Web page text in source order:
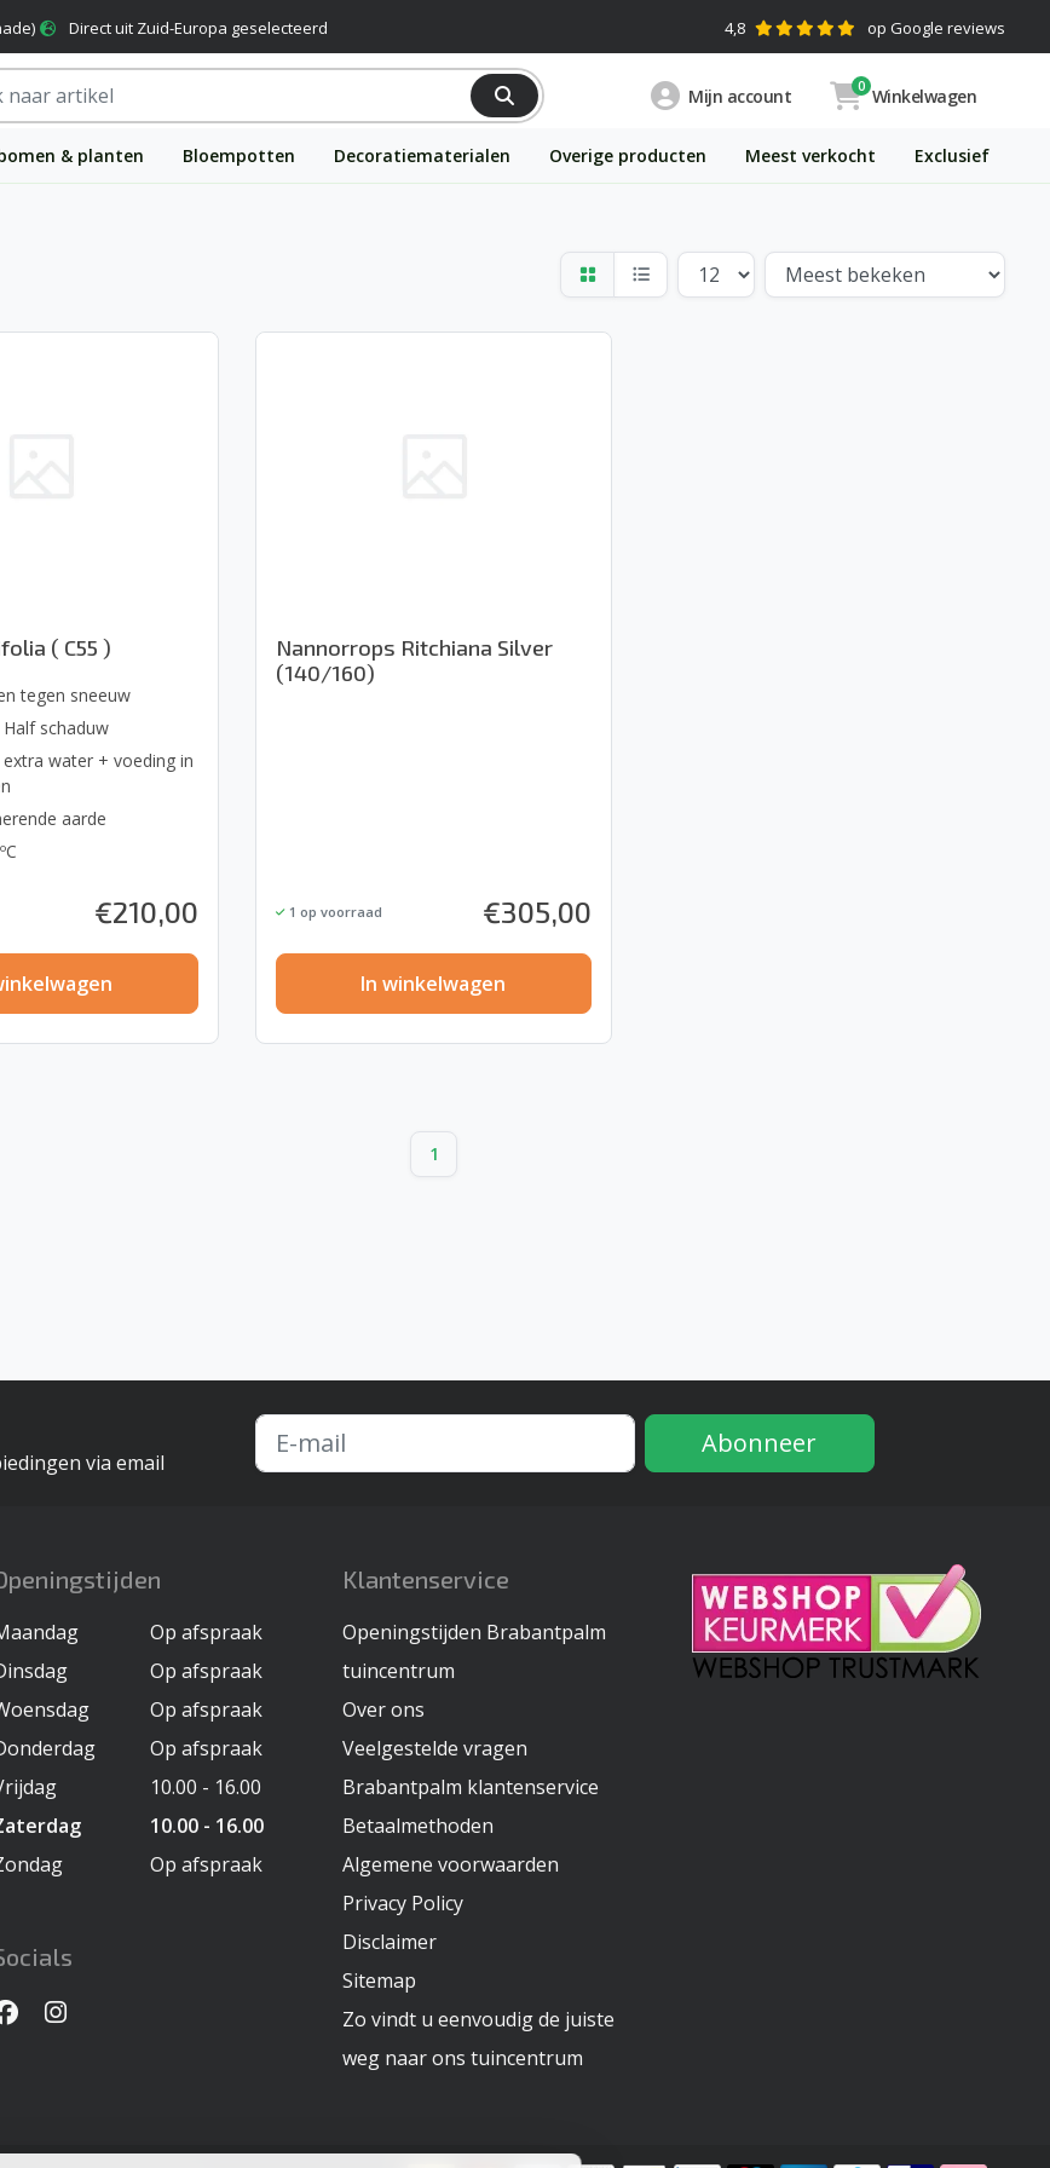
Direct uit Zuid-Europa geselecteerd 4,8 op Google reviews
Mijn account Winkelwagen
0
& planten Bloempotten Decoratiematerialen Overige producten Meest verkocht Exclusief
( C55 )
tegen sneeuw
schaduw
water + voeding in
aarde
€210,00
Nannorrops Ritchiana Silver
(140/160)
1 op voorraad €305,00
In winkelwagen
1
via email
Abonneer
Op afspraak
Op afspraak
Op afspraak
Op afspraak
10.00 - 16.00
10.00 - 16.00
Op afspraak
Klantenservice
Openingstijden Brabantpalm
tuincentrum
Over ons
Veelgestelde vragen
Brabantpalm klantenservice
Betaalmethoden
Algemene voorwaarden
Privacy Policy
Disclaimer
Sitemap
Zo vindt u eenvoudig de juiste
weg naar ons tuincentrum